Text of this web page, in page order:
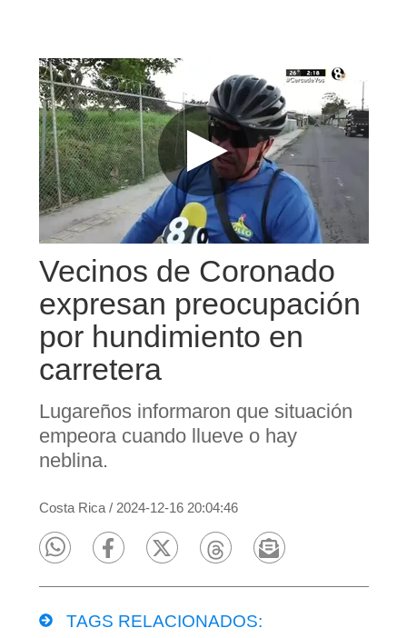
Vecinos de Coronado
expresan preocupación
por hundimiento en
carretera
Lugareños informaron que situación
empeora cuando llueve o hay
neblina.
Costa Rica/ 2024-12-16 20:04:46
TAGS RELACIONADOS: